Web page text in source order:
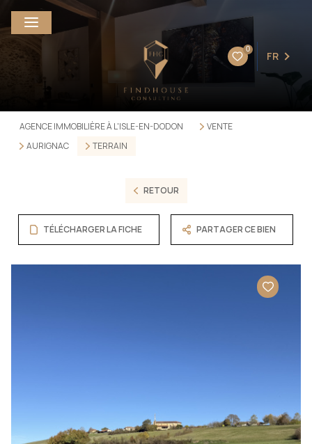
0
FR
AGENCE IMMOBILIÈRE À L'ISLE-EN-DODON
VENTE
AURIGNAC
TERRAIN
RETOUR
TÉLÉCHARGER LA FICHE PARTAGER CE BIEN